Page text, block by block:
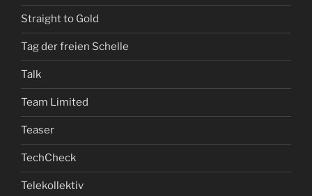
Straight to Gold
Tag der freien Schelle
Talk
Team Limited
Teaser
TechCheck
Telekollektiv